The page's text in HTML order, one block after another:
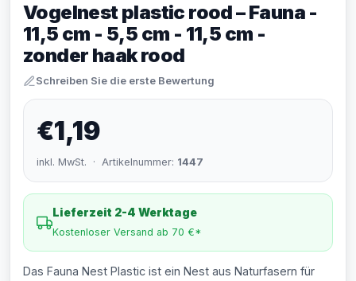
Vogelnest plastic rood – Fauna -
11,5 cm - 5,5 cm - 11,5 cm -
zonder haak rood
Schreiben Sie die erste Bewertung
€1,19
inkl. MwSt. · Artikelnummer: 1447
Lieferzeit 2-4 Werktage
Kostenloser Versand ab 70 €*
Das Fauna Nest Plastic ist ein Nest aus Naturfasern für